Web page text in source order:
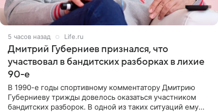
5 часов назад Life.ru
Дмитрий Губерниев признался, что
участвовал в бандитских разборках в лихие
90-е
В 1990-е годы спортивному комментатору Дмитрию
Губерниеву трижды довелось оказаться участником
бандитских разборок. В одной из таких ситуаций ему